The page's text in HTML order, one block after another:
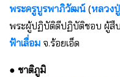
พระครูบูรพาภิวัฒน์ (หลวงปู่
พระผู้ปฏิบัติดีปฏิบัติชอบ ผู้สื
ฟ้าเลื่อม จ.ร้อยเอ็ด
● ชาติภูมิ